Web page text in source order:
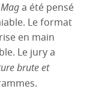
a été pensé
Le format
en main
Le jury a
brute et